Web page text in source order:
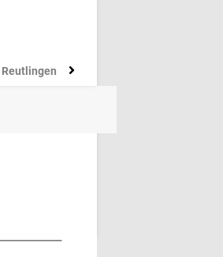
Reutlingen Münsingen